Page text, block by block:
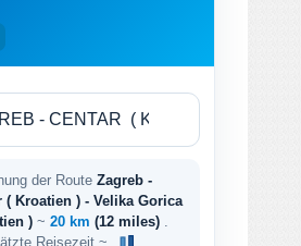
der Route Zagreb -
( Kroatien ) - Velika Gorica
) ~ 20 km (12 miles)
Reisezeit ~